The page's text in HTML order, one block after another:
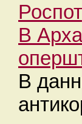
В
В